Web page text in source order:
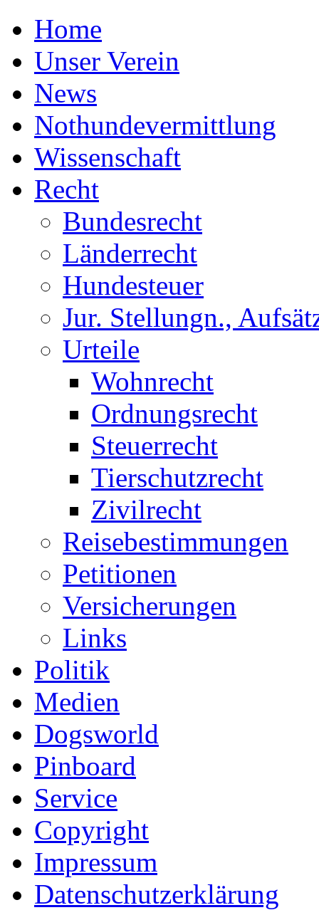
Home
Unser Verein
News
Nothundevermittlung
Wissenschaft
Recht
Bundesrecht
Länderrecht
Hundesteuer
Jur. Stellungn.,
Urteile
Wohnrecht
Ordnungsrecht
Steuerrecht
Tierschutzrecht
Zivilrecht
Reisebestimmungen
Petitionen
Versicherungen
Links
Politik
Medien
Dogsworld
Pinboard
Service
Copyright
Impressum
Datenschutzerklärung